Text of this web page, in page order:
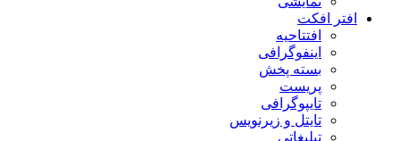
افتر افکت
افتتاحیه
اینفوگرافی
بسته پخش
پریست
تایپوگرافی
تایتل و زیرنویس
تبلیغاتی